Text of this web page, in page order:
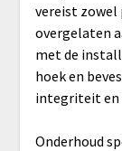
vereist zowel
overgelaten
met de
hoek en
integriteit en
Onderhoud